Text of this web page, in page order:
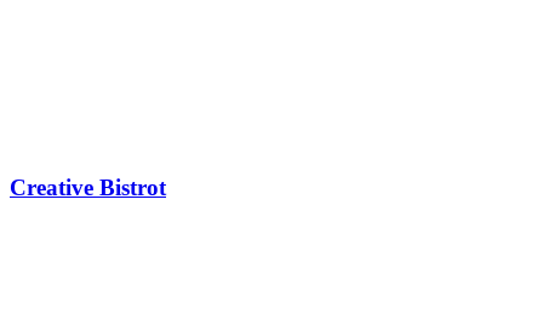
Creative Bistrot